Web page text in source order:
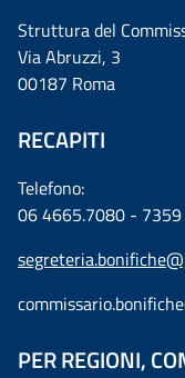
Struttura del
Via Abruzzi, 3
00187 Roma
RECAPITI
Telefono:
06 4665.7080 - 7359
PER REGIONI,